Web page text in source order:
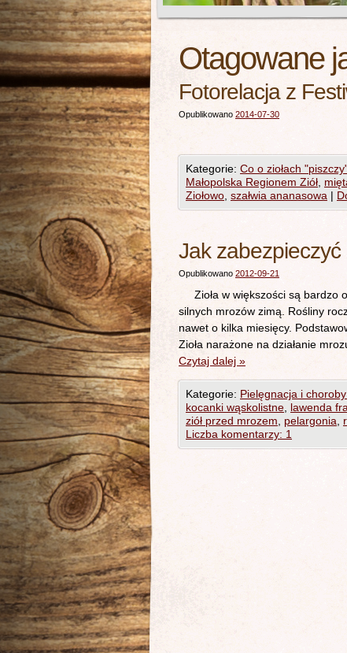
Otagowane
Fotorelacja z
Opublikowano 2014-07-30
Kategorie: Co o ziołach
Małopolska Regionem Ziół
Ziołowo szałwia ananasowa |
Jak zabezpieczyć
Opublikowano 2012-09-21
Zioła w większości są bardzo
silnych mrozów zimą. Rośliny
nawet o kilka miesięcy.
Zioła narażone na działanie
Czytaj dalej »
Kategorie: Pielęgnacja i choroby
kocanki wąskolistne lawenda
ziół przed mrozem
pelargonia
Liczba komentarzy: 1